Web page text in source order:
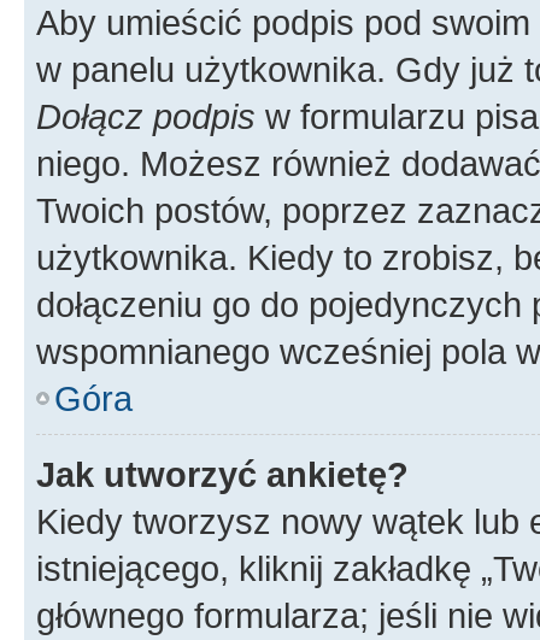
Aby umieścić podpis pod
w panelu użytkownika. Gdy już
Dołącz podpis w formularzu
niego. Możesz również
Twoich postów, poprzez
użytkownika. Kiedy to zrobisz,
dołączeniu go do
wspomnianego wcześniej pola
Góra
Jak utworzyć ankietę?
Kiedy tworzysz nowy wątek lub
istniejącego, kliknij zakładkę
głównego formularza; jeśli nie